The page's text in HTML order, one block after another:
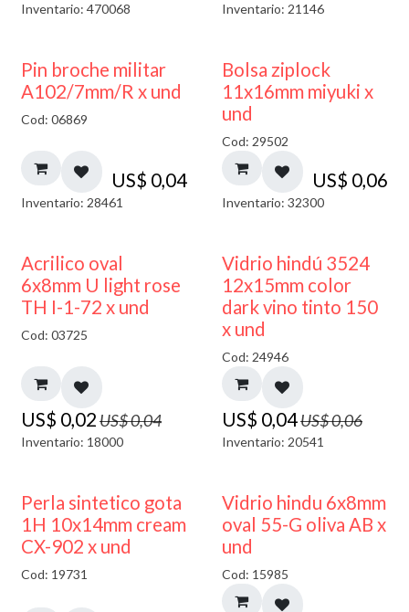
Inventario: 470068 Inventario: 21146
Pin broche militar
A102/7mm/R x und
Cod: 06869
US$ 0,04
Inventario: 28461
¡NUEVO!
Bolsa ziplock
11x16mm miyuki x
und
Cod: 29502
US$ 0,06
Inventario: 32300
50% DESCUENTO
Acrilico oval
6x8mm U light rose
TH I-1-72 x und
Cod: 03725
US$ 0,02US$0,04
Inventario: 18000
40% DESCUENTO
Vidrio hindú 3524
12x15mm color
dark vino tinto 150
x und
Cod: 24946
US$ 0,04US$0,06
Inventario: 20541
Perla sintetico gota
1H 10x14mm cream
CX-902 x und
Cod: 19731 50% DESCUENTO
Vidrio hindu 6x8mm
oval 55-G oliva AB x
und
Cod: 15985